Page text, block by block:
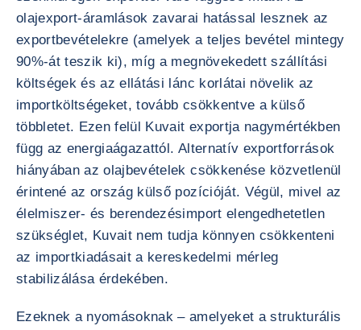
olajexport-áramlások zavarai hatással lesznek az
exportbevételekre (amelyek a teljes bevétel mintegy
90%-át teszik ki), míg a megnövekedett szállítási
költségek és az ellátási lánc korlátai növelik az
importköltségeket, tovább csökkentve a külső
többletet. Ezen felül Kuvait exportja nagymértékben
függ az energiaágazattól. Alternatív exportforrások
hiányában az olajbevételek csökkenése közvetlenül
érintené az ország külső pozícióját. Végül, mivel az
élelmiszer- és berendezésimport elengedhetetlen
szükséglet, Kuvait nem tudja könnyen csökkenteni
az importkiadásait a kereskedelmi mérleg
stabilizálása érdekében.
Ezeknek a nyomásoknak – amelyeket a strukturális